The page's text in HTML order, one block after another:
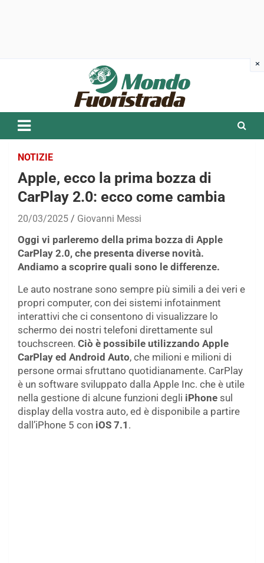
NOTIZIE
Apple, ecco la prima bozza di
CarPlay 2.0: ecco come cambia
20/03/2025 Giovanni Messi
Oggi vi parleremo della prima bozza di Apple
CarPlay 2.0, che presenta diverse novità.
Andiamo a scoprire quali sono le differenze.
Le auto nostrane sono sempre più simili a dei veri e
propri computer, con dei sistemi infotainment
interattivi che ci consentono di visualizzare lo
schermo dei nostri telefoni direttamente sul
touchscreen. Ciò è possibile utilizzando Apple
CarPlay ed Android Auto, che milioni e milioni di
persone ormai sfruttano quotidianamente. CarPlay
è un software sviluppato dalla Apple Inc. che è utile
nella gestione di alcune funzioni degli iPhone sul
display della vostra auto, ed è disponibile a partire
dall’iPhone 5 con iOS 7.1 .